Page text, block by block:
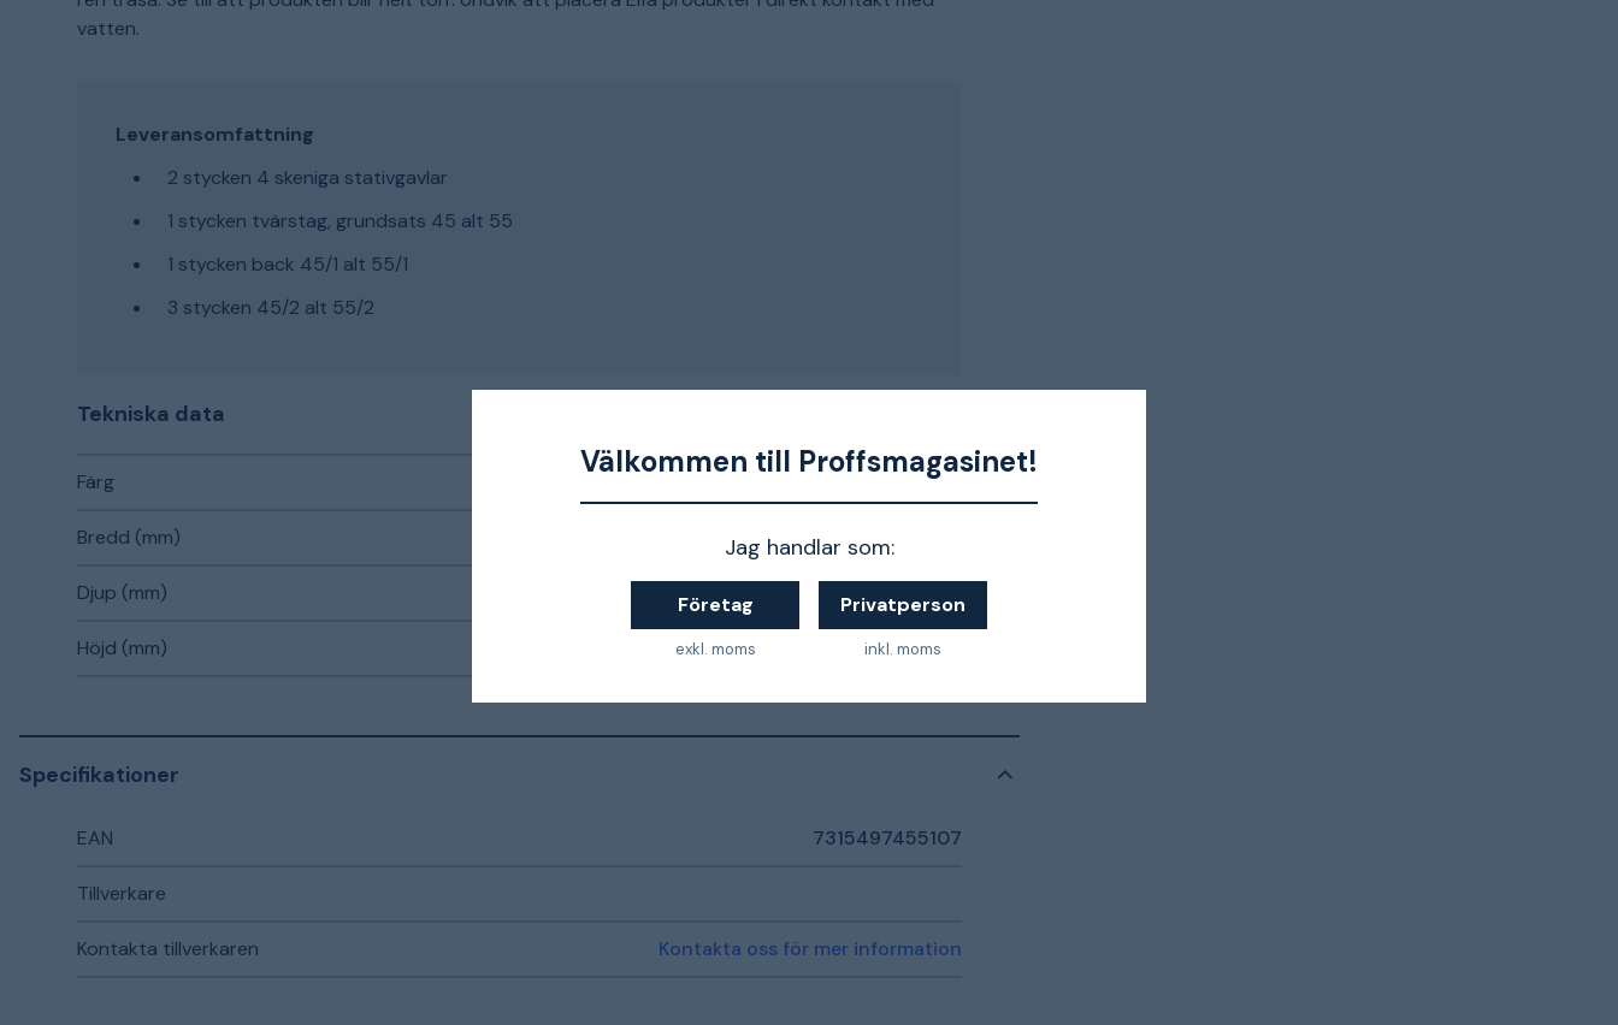
Välkommen till Proffsmagasinet!
Jag handlar som:
Företag
exkl. moms
Privatperson
inkl. moms
vatten.
Leveransomfattning
2 stycken 4 skeniga stativgavlar
1 stycken tvärstag, grundsats 45 alt 55
1 stycken back 45/1 alt 55/1
3 stycken 45/2 alt 55/2
Tekniska data
Färg Vit
Bredd (mm)
Djup (mm)
Höjd (mm) 536
Specifikationer
EAN 7315497455107
Tillverkare
Kontakta tillverkaren Kontakta oss för mer information